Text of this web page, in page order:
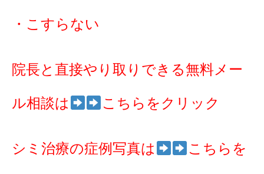
・こすらない
院長と直接やり取りできる無料メー
ル相談は こちらをクリック
シミ治療の症例写真は こ ちらを